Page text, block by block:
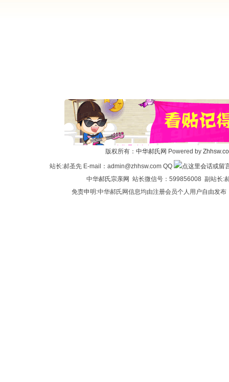
版权所有： 中华郝氏网 Powered by
站长:郝圣先 E-mail：admin@zhhsw.com QQ
中华郝氏宗亲网 站长微信号：599856008 副站长:
免责申明:中华郝氏网信息均由注册会员个人用户自由发